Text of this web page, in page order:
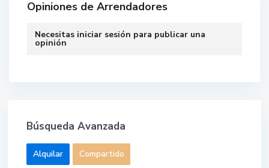
Opiniones de Arrendadores
Necesitas iniciar sesión para publicar una
opinión
Búsqueda Avanzada
Alquilar Compartido